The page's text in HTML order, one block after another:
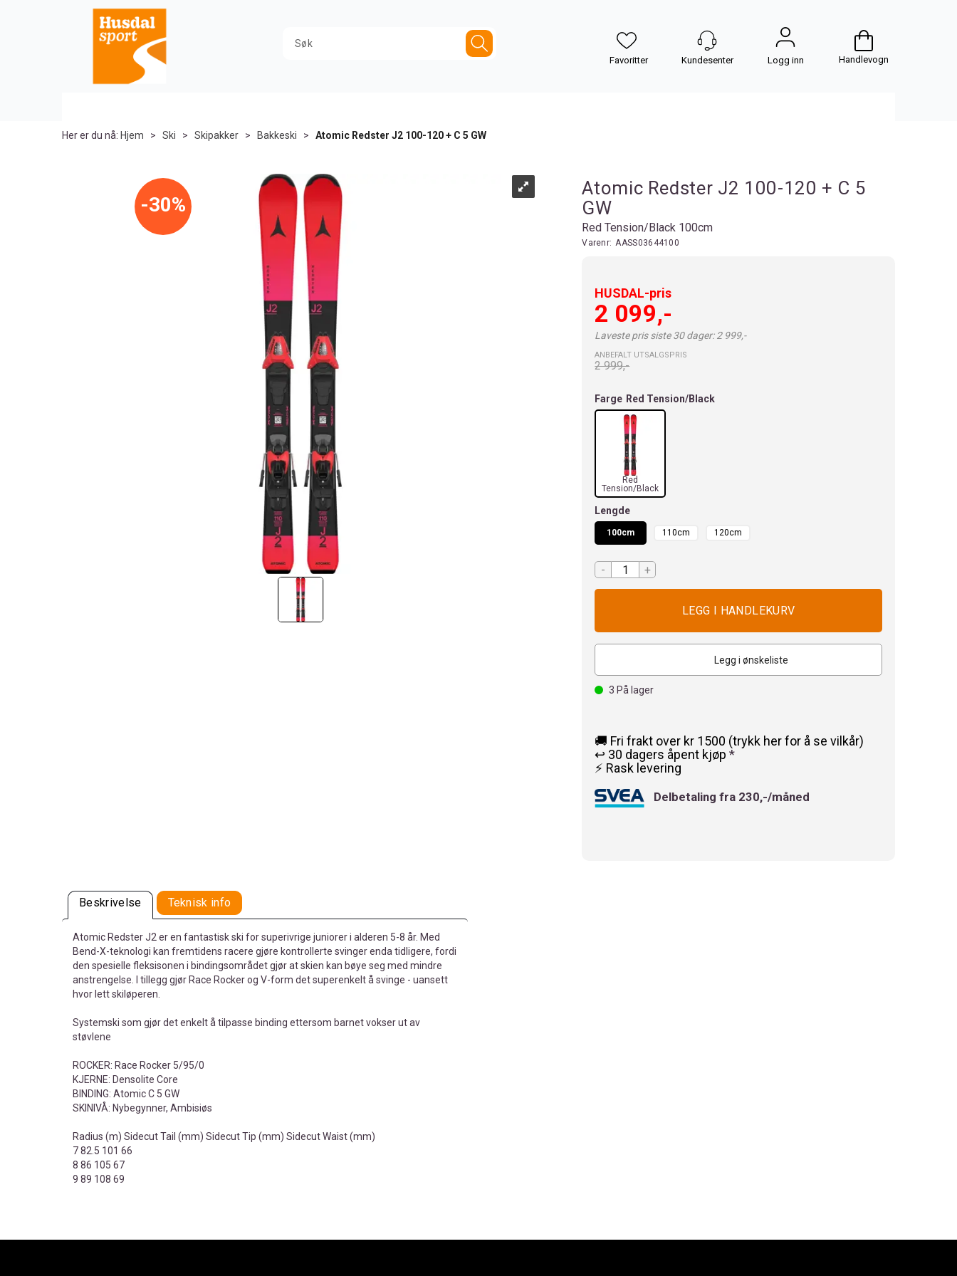
Logg inn Handlevogn
Her er du nå: Hjem > Ski > Skipakker > Bakkeski > Atomic Redster J2 100-120 + C 5 GW
30%
Atomic Redster J2 100-120 + C 5
GW
Red Tension/Black 100cm
Varenr: AASS03644100
HUSDAL-pris
2 099,-
Laveste pris siste 30 dager: 2 999,-
ANBEFALT UTSALGSPRIS
2 999,-
Farge Red Tension/Black
Red
Tension/Black
Lengde
100cm 110cm 120cm
- +
Legg i ønskeliste
3 På lager
🚚 Fri frakt over kr 1500 (trykk her for å se vilkår)
↩️ 30 dagers åpent kjøp*
⚡ Rask levering
Delbetaling fra 230,-/måned
Beskrivelse Teknisk info
Atomic Redster J2 er en fantastisk ski for superivrige juniorer i alderen 5-8 år. Med
Bend-X-teknologi kan fremtidens racere gjøre kontrollerte svinger enda tidligere, fordi
den spesielle fleksisonen i bindingsområdet gjør at skien kan bøye seg med mindre
anstrengelse. I tillegg gjør Race Rocker og V-form det superenkelt å svinge - uansett
hvor lett skiløperen.
Systemski som gjør det enkelt å tilpasse binding ettersom barnet vokser ut av
støvlene
ROCKER: Race Rocker 5/95/0
KJERNE: Densolite Core
BINDING: Atomic C 5 GW
SKINIVÅ: Nybegynner, Ambisiøs
Radius (m) Sidecut Tail (mm) Sidecut Tip (mm) Sidecut Waist (mm)
7 82.5 101 66
8 86 105 67
9 89 108 69